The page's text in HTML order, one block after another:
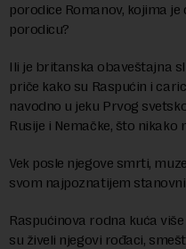
porodice Romanov, kojima
porodicu?
Ili je britanska obaveštajna
priče kako su Raspućin i
navodno u jeku Prvog
Rusije i Nemačke, što
Vek posle njegove smrti,
svom najpoznatijem
Raspućinova rodna kuća
su živeli njegovi rođaci,